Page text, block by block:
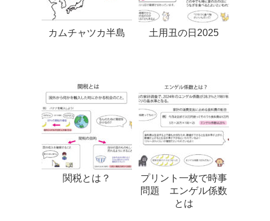
カムチャツカ半島 土用丑の日2025
関税とは？
プリント一枚で時事
問題 エンゲル係数
とは